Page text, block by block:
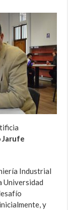
Jarufe
Industrial
Universidad
y